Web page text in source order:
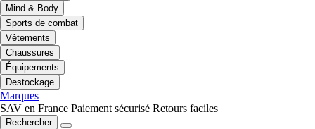
Mind & Body
Sports de combat
Vêtements
Chaussures
Équipements
Destockage
Marques
SAV en France Paiement sécurisé Retours faciles
Rechercher